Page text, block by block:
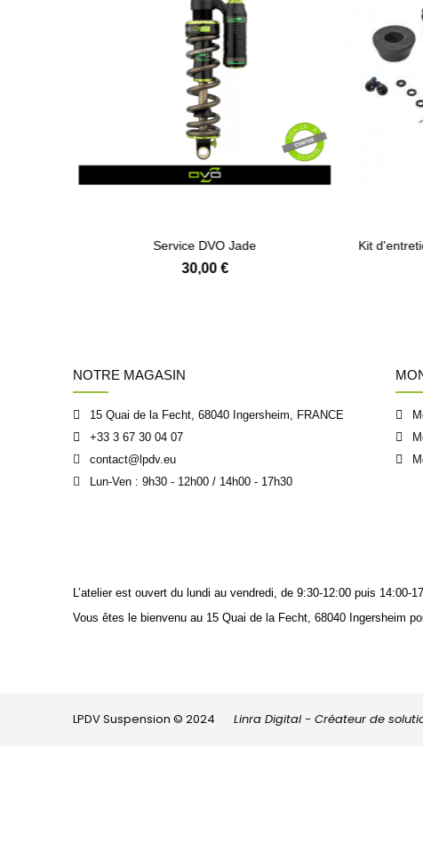
Service DVO Jade
30,00 €
Kit
NOTRE MAGASIN
15 Quai de la Fecht, 68040 Ingersheim, FRANCE
+33 3 67 30 04 07
contact@lpdv.eu
Lun-Ven : 9h30 - 12h00 / 14h00 - 17h30
L’atelier est ouvert du lundi au vendredi, de 9:30-12:00 puis 14:00-
Vous êtes le bienvenu au 15 Quai de la Fecht, 68040 Ingersheim
LPDV Suspension © 2024 Linra Digital - Créateur de